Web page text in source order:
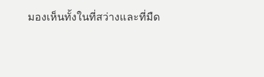
มองเห็นทั้งในที่สว่างและที่มืด